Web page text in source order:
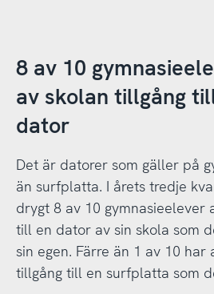
8 av 10
av skolan tillgång
dator
Det är datorer som gäller på
än surfplatta. I årets tredje
drygt 8 av 10
till en dator av sin skola som
sin egen. Färre än 1 av 10 har
tillgång till en surfplatta som